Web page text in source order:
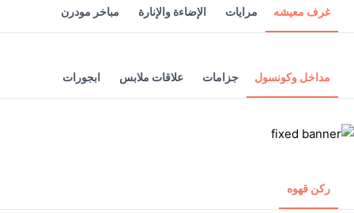
غرف معيشه مرايات الإضاءة والإنارة مباخر مودرن
مداخل وكونسول جزامات علاقات ملابس ابجورات
ركن قهوه